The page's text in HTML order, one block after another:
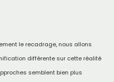
le recadrage, nous allons
différente sur cette réalité
semblent bien plus